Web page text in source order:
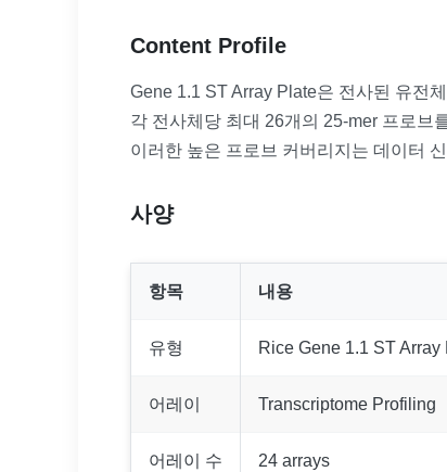
Content Profile
Gene 1.1 ST Array Plate은 전사된 유전
각 전사체당 최대 26개의 25-mer 프로브
이러한 높은 프로브 커버리지는 데이터
사양
항목 내용
유형 Rice Gene 1.1 ST Array
어레이 Transcriptome Profiling
어레이 수 24 arrays